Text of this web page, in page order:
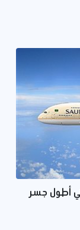
تبني أطول جسر